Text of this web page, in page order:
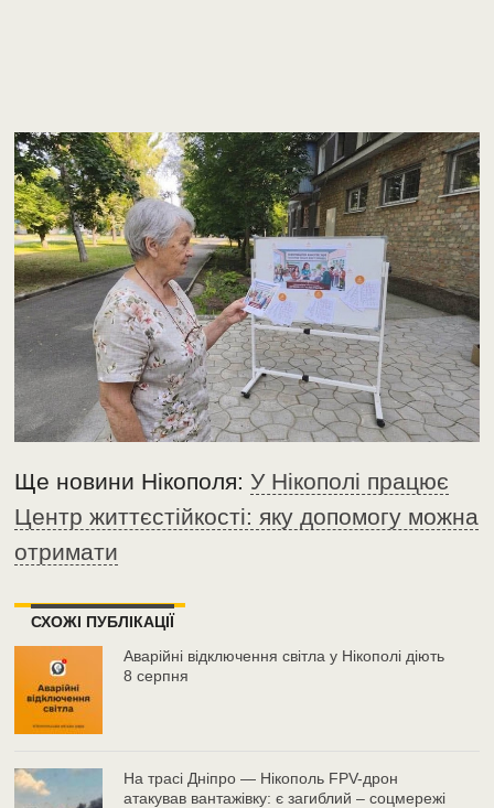
Ще новини Нікополя:У Нікополі працює
Центр життєстійкості: яку допомогу можна
отримати
СХОЖІ ПУБЛІКАЦІЇ
Аварійні відключення світла у Нікополі діють
8 серпня
На трасі Дніпро — Нікополь FPV-дрон
атакував вантажівку: є загиблий – соцмережі